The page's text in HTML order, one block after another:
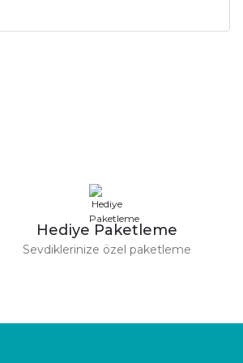
Hediye Paketleme
Sevdiklerinize özel paketleme